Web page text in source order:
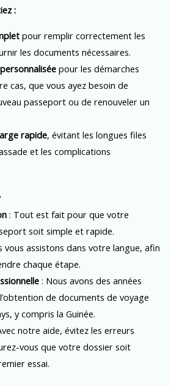
:
pour remplir correctement les
les documents nécessaires.
pour les démarches
cas, que vous ayez besoin de
passeport ou de renouveler un
rapide, évitant les longues files
et les complications
: Tout est fait pour que votre
soit simple et rapide.
vous assistons dans votre langue, afin
chaque étape.
: Nous avons des années
de documents de voyage
y compris la Guinée.
notre aide, évitez les erreurs
vous que votre dossier soit
essai.